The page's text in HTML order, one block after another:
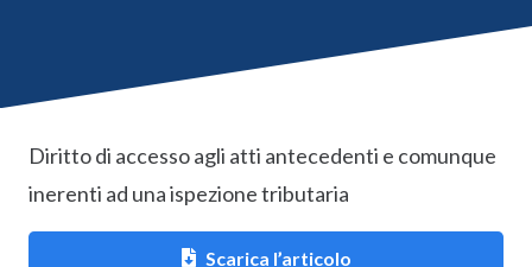
Diritto di accesso agli atti antecedenti e comunque
inerenti ad una ispezione tributaria
Scarica l’articolo